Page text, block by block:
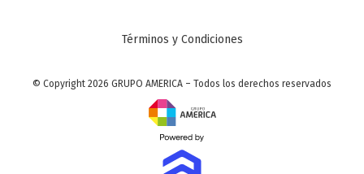
Términos y Condiciones
© Copyright 2026 GRUPO AMERICA – Todos los derechos reservados